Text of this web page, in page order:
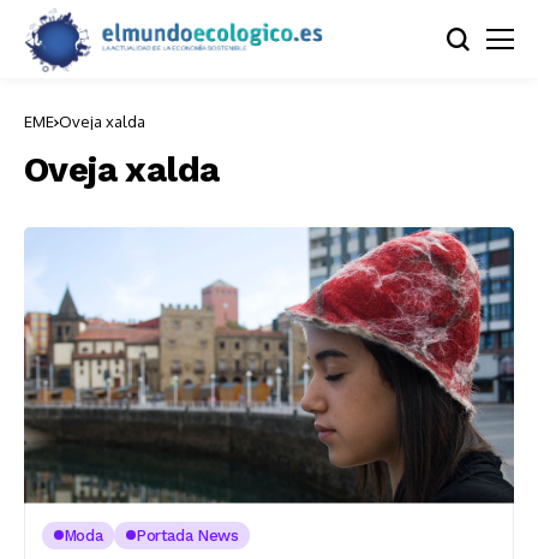
EME Oveja xalda
Oveja xalda
Moda Portada News